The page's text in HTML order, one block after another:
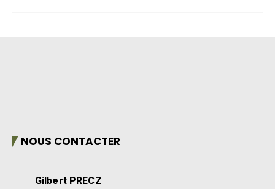
NOUS CONTACTER
Gilbert PRECZ